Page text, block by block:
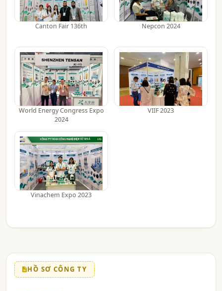
Canton Fair 136th Nepcon 2024
World Energy Congress Expo
2024
VIIF 2023
Vinachem Expo 2023
HỒ SƠ CÔNG TY